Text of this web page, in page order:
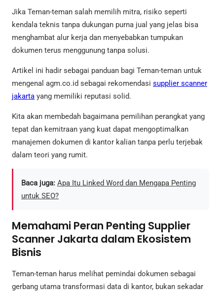
Jika Teman-teman salah memilih mitra, risiko seperti
kendala teknis tanpa dukungan purna jual yang jelas bisa
menghambat alur kerja dan menyebabkan tumpukan
dokumen terus menggunung tanpa solusi.
Artikel ini hadir sebagai panduan bagi Teman-teman untuk
mengenal agm.co.id sebagai rekomendasi supplier scanner
jakarta yang memiliki reputasi solid.
Kita akan membedah bagaimana pemilihan perangkat yang
tepat dan kemitraan yang kuat dapat mengoptimalkan
manajemen dokumen di kantor kalian tanpa perlu terjebak
dalam teori yang rumit.
Baca juga: Apa Itu Linked Word dan Mengapa Penting
untuk SEO?
Memahami Peran Penting Supplier
Scanner Jakarta dalam Ekosistem
Bisnis
Teman-teman harus melihat pemindai dokumen sebagai
gerbang utama transformasi data di kantor, bukan sekadar